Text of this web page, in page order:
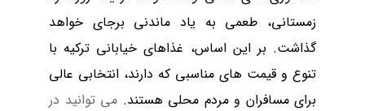
زمستانی، طعمی به یاد ماندنی برجای خواهد
گذاشت. بر این اساس، غذاهای خیابانی ترکیه با
تنوع و قیمت های مناسبی که دارند، انتخابی عالی
برای مسافران و مردم محلی هستند. می توانید در